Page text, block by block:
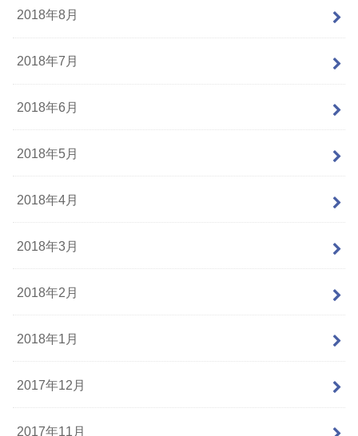
2018年8月
2018年7月
2018年6月
2018年5月
2018年4月
2018年3月
2018年2月
2018年1月
2017年12月
2017年11月